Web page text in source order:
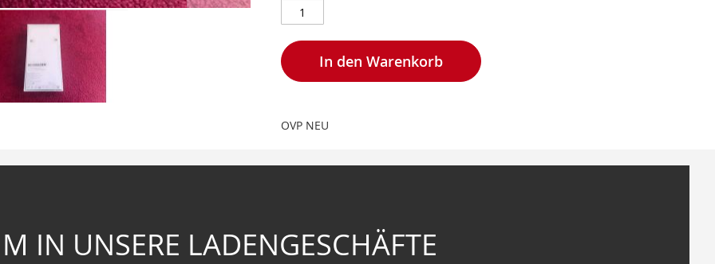
In den Warenkorb
OVP NEU
IN UNSERE LADENGESCHÄFTE